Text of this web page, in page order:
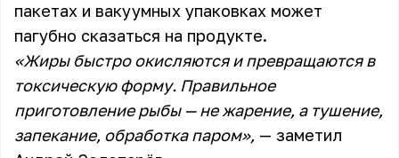
пакетах и вакуумных упаковках может
пагубно сказаться на продукте.
«Жиры быстро окисляются и превращаются в
токсическую форму. Правильное
приготовление рыбы — не жарение, а тушение,
запекание, обработка паром», — заметил